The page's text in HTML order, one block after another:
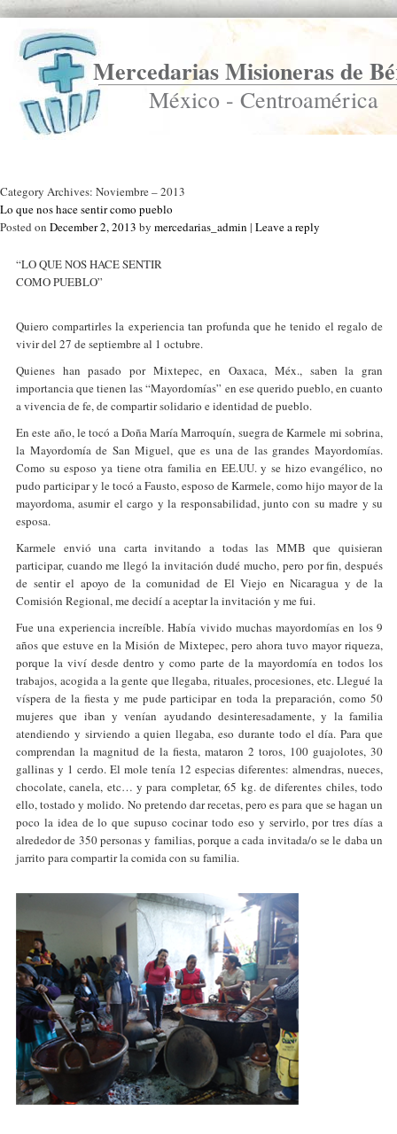
Mercedarias Misioneras de
México - Centroamérica
Category Archives: Noviembre – 2013
Lo que nos hace sentir como pueblo
Posted on December 2, 2013 by mercedarias_admin | Leave a reply
“LO QUE NOS HACE SENTIR
COMO PUEBLO”
Quiero compartirles la experiencia tan profunda que he tenido el regalo de
vivir del 27 de septiembre al 1 octubre.
Quienes han pasado por Mixtepec, en Oaxaca, Méx., saben la gran
importancia que tienen las “Mayordomías” en ese querido pueblo, en cuanto
a vivencia de fe, de compartir solidario e identidad de pueblo.
En este año, le tocó a Doña María Marroquín, suegra de Karmele mi sobrina,
la Mayordomía de San Miguel, que es una de las grandes Mayordomías.
Como su esposo ya tiene otra familia en EE.UU. y se hizo evangélico, no
pudo participar y le tocó a Fausto, esposo de Karmele, como hijo mayor de la
mayordoma, asumir el cargo y la responsabilidad, junto con su madre y su
esposa.
Karmele envió una carta invitando a todas las MMB que quisieran
participar, cuando me llegó la invitación dudé mucho, pero por fin, después
de sentir el apoyo de la comunidad de El Viejo en Nicaragua y de la
Comisión Regional, me decidí a aceptar la invitación y me fui.
Fue una experiencia increíble. Había vivido muchas mayordomías en los 9
años que estuve en la Misión de Mixtepec, pero ahora tuvo mayor riqueza,
porque la viví desde dentro y como parte de la mayordomía en todos los
trabajos, acogida a la gente que llegaba, rituales, procesiones, etc. Llegué la
víspera de la fiesta y me pude participar en toda la preparación, como 50
mujeres que iban y venían ayudando desinteresadamente, y la familia
atendiendo y sirviendo a quien llegaba, eso durante todo el día. Para que
comprendan la magnitud de la fiesta, mataron 2 toros, 100 guajolotes, 30
gallinas y 1 cerdo. El mole tenía 12 especias diferentes: almendras, nueces,
chocolate, canela, etc… y para completar, 65 kg. de diferentes chiles, todo
ello, tostado y molido. No pretendo dar recetas, pero es para que se hagan un
poco la idea de lo que supuso cocinar todo eso y servirlo, por tres días a
alrededor de 350 personas y familias, porque a cada invitada/o se le daba un
jarrito para compartir la comida con su familia.